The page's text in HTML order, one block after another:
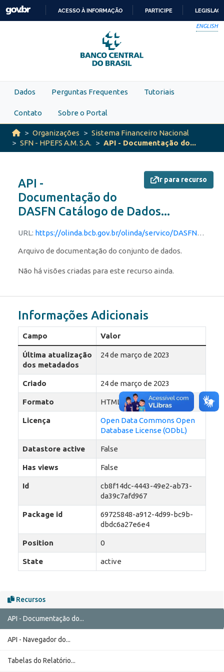
Skip to main content
PARA
O
CONTEÚDO
ACESSO À INFORMAÇÃO PARTICIPE
ENGLISH
Dados Perguntas Frequentes Tutoriais
Contato Sobre o Portal
Organizações
Sistema Financeiro Nacional
SFN - HPEFS A.M. S.A.
API - Documentação do...
Ir para recurso
API -
Documentação do
DASFN Catálogo de Dados...
URL: https://olinda.bcb.gov.br/olinda/servico/DASFN/versao/v1/documentacao
Arquivo de documentação do conjunto de dados.
Não há visões criadas para este recurso ainda.
Recursos
API - Documentação do...
API - Navegador do...
Tabelas do Relatório...
Informações Adicionais
Campo Valor
Última atualização
dos metadados
24 de março de 2023
Criado 24 de março de 2023
Formato HTML
Licença
Open Data Commons Open
Database License (ODbL)
Datastore active False
Has views False
Id
cb8f14dc-4443-49e2-ab73-
da39c7afd967
Package id
69725848-a912-4d99-bc9b-
dbdc6a27e6e4
Position 0
State active